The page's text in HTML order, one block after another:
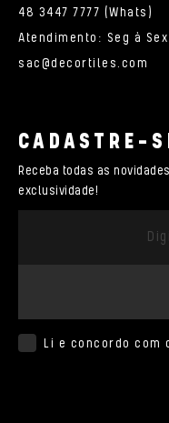
48 3447 7777 (Whats)
Atendimento: Seg à
sac@decortiles.com
CADASTRE-
Receba todas as
exclusividade!
Li e concordo com